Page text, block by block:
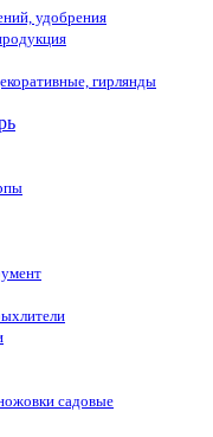
удобрения
гирлянды
садовые